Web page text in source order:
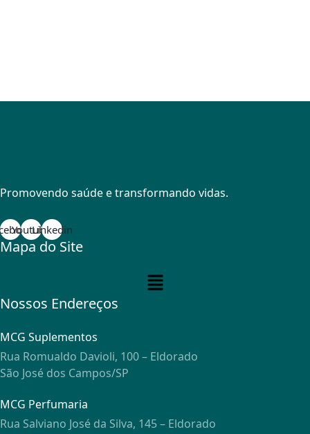
Promovendo saúde e transformando vidas.
YoutubeLinkedin
Mapa do Site
Menu
Nossos Endereços
MCG Suplementos
Rua Romualdo Davioli, 100 – Eldorado
São José dos Campos/SP
MCG Perfumaria
Rua Salviano José da Silva, 145 – Eldorado